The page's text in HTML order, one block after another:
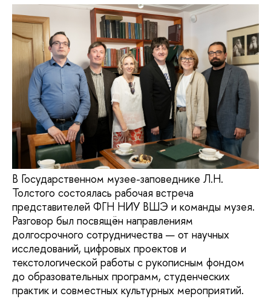
В Государственном музее-заповеднике Л.Н.
Толстого состоялась рабочая встреча
представителей ФГН НИУ ВШЭ и команды музея.
Разговор был посвящён направлениям
долгосрочного сотрудничества — от научных
исследований, цифровых проектов и
текстологической работы с рукописным фондом
до образовательных программ, студенческих
практик и совместных культурных мероприятий.